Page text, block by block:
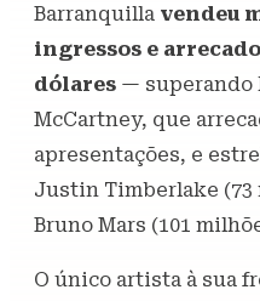
Barranquilla vendeu
ingressos e
dólares — superando
McCartney, que
apresentações, e
Justin Timberlake (73
Bruno Mars (101
O único artista à sua